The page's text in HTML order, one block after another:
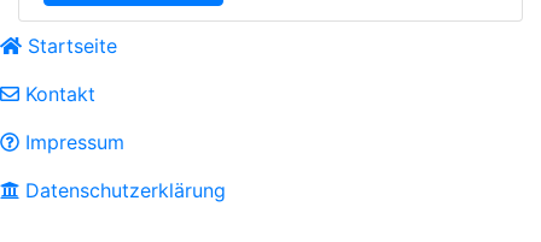
Footer menu
Startseite
Kontakt
Impressum
Datenschutzerklärung